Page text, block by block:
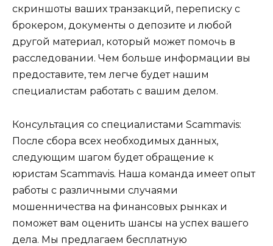
скриншоты ваших транзакций, переписку с
брокером, документы о депозите и любой
другой материал, который может помочь в
расследовании. Чем больше информации вы
предоставите, тем легче будет нашим
специалистам работать с вашим делом.
Консультация со специалистами Scammavis:
После сбора всех необходимых данных,
следующим шагом будет обращение к
юристам Scammavis. Наша команда имеет опыт
работы с различными случаями
мошенничества на финансовых рынках и
поможет вам оценить шансы на успех вашего
дела. Мы предлагаем бесплатную